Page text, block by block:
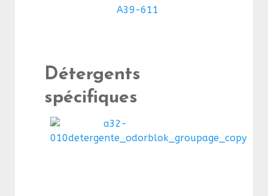
A39-611
Détergents
spécifiques